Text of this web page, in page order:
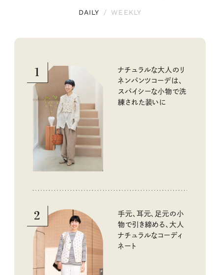
DAILY / WEEKLY
1
ナチュラルな大人のリ
ネンパンツコーデは、
スパイシーな小物で洗
練された装いに
2
手元、耳元、足元の小
物で引き締める、大人
ナチュラルなコーディ
ネート